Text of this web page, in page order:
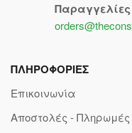
Παραγγελίες
ΠΛΗΡΟΦΟΡΙΕΣ
Επικοινωνία
Αποστολές - Πληρωμές